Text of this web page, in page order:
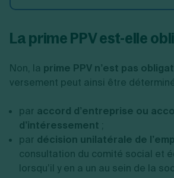
La prime PPV est-elle
Non, la prime PPV n’est pas
versement peut ainsi être
par accord d’entreprise ou
d’intéressement ;
par décision unilatérale de
consultation du comité social et
lorsqu’il y en a un au sein de la